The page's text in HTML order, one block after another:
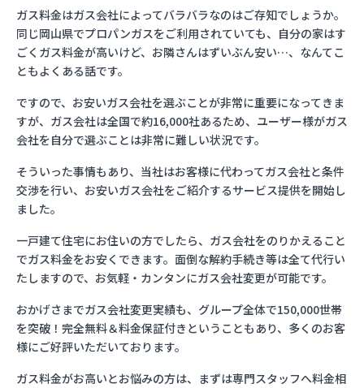
ガス料金はガス会社によってバラバラなのはご存知でしょうか。
同じ岡山県でプロパンガスをご利用されていても、自分の家はす
ごくガス料金が高いけど、お隣さんはずいぶん安い…、なんてこ
ともよくある話です。
ですので、お安いガス会社を選ぶことが非常に重要になってきま
すが、ガス会社は全国で約16,000社あるため、ユーザー様がガス
会社を自分で選ぶことは非常に難しい状況です。
そういった事情もあり、当社はお客様に代わってガス会社と条件
交渉を行い、お安いガス会社をご紹介するサービス提供を開始し
ました。
一戸建て住宅にお住いの方でしたら、ガス会社をのりかえること
でガス料金をお安くできます。面倒な解約手続き等は全て代行い
たしますので、お気軽・カンタンにガス会社変更が可能です。
おかげさまでガス会社変更実績も、グループ全体で150,000世帯
を突破！完全無料＆料金保証付きということもあり、多くのお客
様にご好評いただいております。
ガス料金がお高いとお悩みの方は、まずは専門スタッフへ料金相